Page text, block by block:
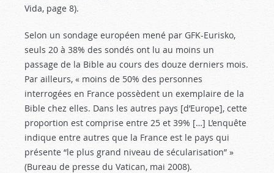
Vida, page 8).
Selon un sondage européen mené par GFK-Eurisko,
seuls 20 à 38% des sondés ont lu au moins un
passage de la Bible au cours des douze derniers mois.
Par ailleurs, « moins de 50% des personnes
interrogées en France possèdent un exemplaire de la
Bible chez elles. Dans les autres pays [d’Europe], cette
proportion est comprise entre 25 et 39% […] L’enquête
indique entre autres que la France est le pays qui
présente “le plus grand niveau de sécularisation” »
(Bureau de presse du Vatican, mai 2008).